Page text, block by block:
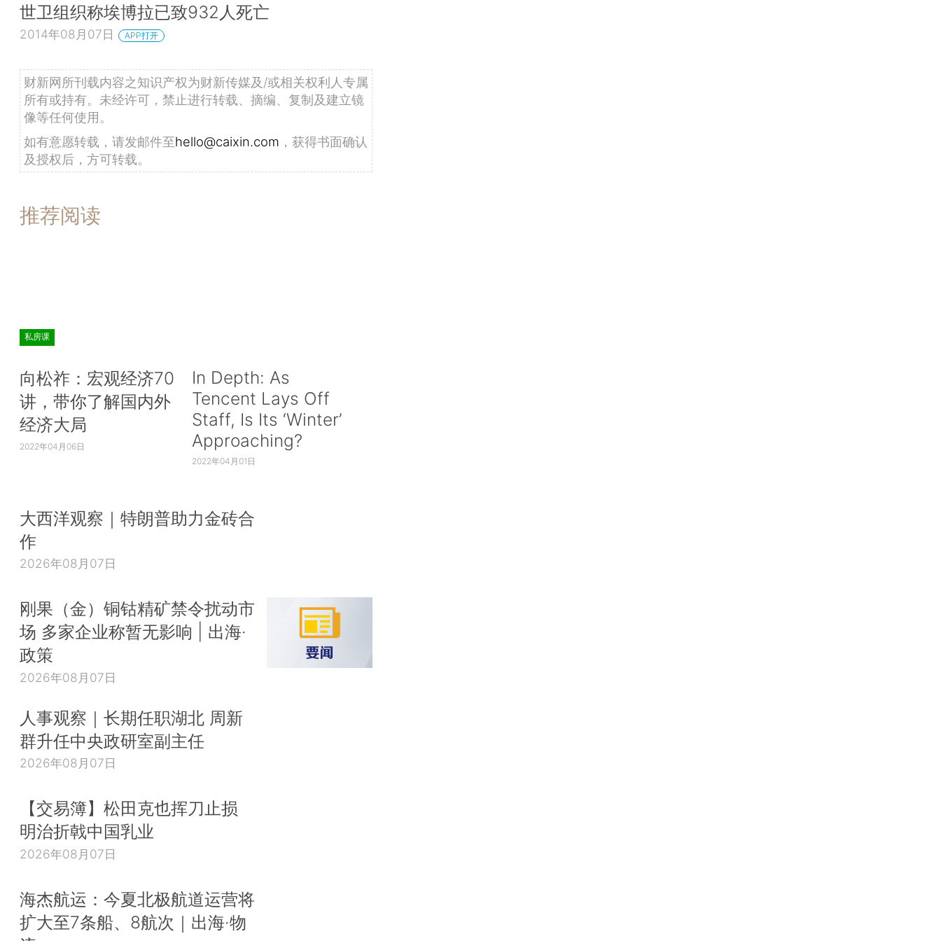
世卫组织称埃博拉已致932人死亡
2014年08月07日 APP打开
财新网所刊载内容之知识产权为财新传媒及/或相关权利人专属
所有或持有。未经许可，禁止进行转载、摘编、复制及建立镜
像等任何使用。
如有意愿转载，请发邮件至hello@caixin.com ，获得书面确认
及授权后，方可转载。
推荐阅读
私房课
向松祚：宏观经济70
讲，带你了解国内外
经济大局
2022年04月06日
In Depth: As
Tencent Lays Off
Staff, Is Its ‘Winter’
Approaching?
2022年04月01日
大西洋观察｜特朗普助力金砖合
作
2026年08月07日
刚果（金）铜钴精矿禁令扰动市
场 多家企业称暂无影响 | 出海·
政策
2026年08月07日
人事观察｜长期任职湖北 周新
群升任中央政研室副主任
2026年08月07日
【交易簿】松田克也挥刀止损
明治折戟中国乳业
2026年08月07日
海杰航运：今夏北极航道运营将
扩大至7条船、8航次｜出海·物